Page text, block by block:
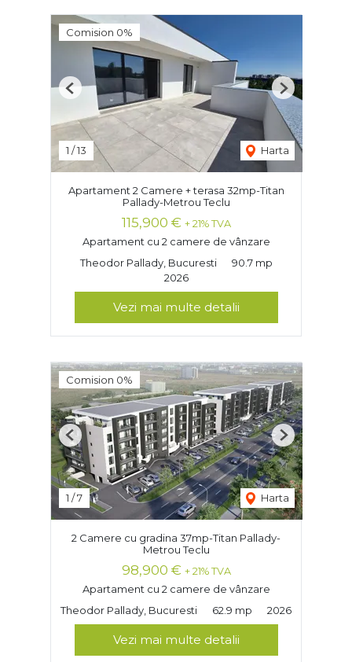
Comision 0%
1 /13 Harta
Previous Next
Apartament 2 Camere + terasa 32mp-Titan
Pallady-Metrou Teclu
115,900 € + 21% TVA
Apartament cu 2 camere de vânzare
Theodor Pallady, Bucuresti
90.7 mp
2026
Vezi mai multe detalii
Comision 0%
1 /7 Harta
Previous Next
2 Camere cu gradina 37mp-Titan Pallady-
Metrou Teclu
98,900 € + 21% TVA
Apartament cu 2 camere de vânzare
Theodor Pallady, Bucuresti
62.9 mp 2026
Vezi mai multe detalii